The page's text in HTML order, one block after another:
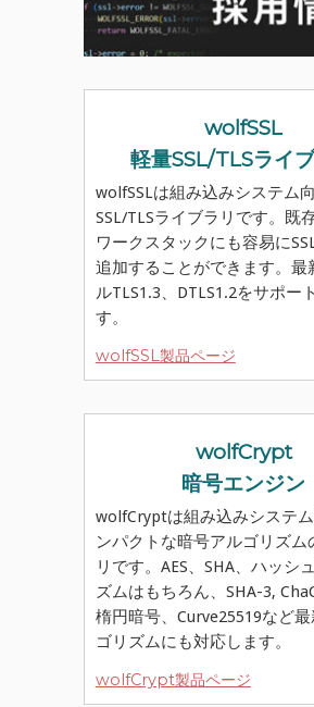
wolfSSL
軽量SSL/TLSライ
wolfSSLは組み込みシステム
SSL/TLSライブラリです。既
ワークスタックにも容易に
追加することができます。最
ルTLS1.3、DTLS1.2をサポー
す。
wolfSSL製品ページ
wolfCrypt
暗号エンジン
wolfCryptは組み込みシステ
ンパクトな暗号アルゴリズム
リです。AES、SHA、ハッシ
ズムはもちろん、SHA-3,
楕円暗号、Curve25519など
ゴリズムにも対応します。
wolfCrypt製品ページ